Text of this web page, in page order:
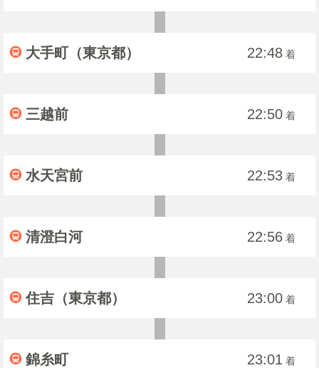
大手町（東京都） 22:48 着
三越前 22:50 着
水天宮前 22:53 着
清澄白河 22:56 着
住吉（東京都） 23:00 着
錦糸町 23:01 着